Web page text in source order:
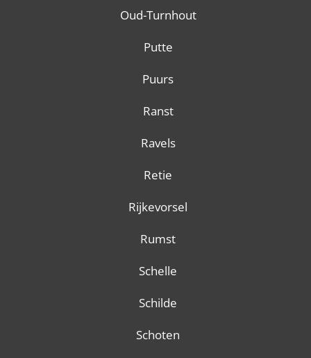
Oud-Turnhout
Putte
Puurs
Ranst
Ravels
Retie
Rijkevorsel
Rumst
Schelle
Schilde
Schoten